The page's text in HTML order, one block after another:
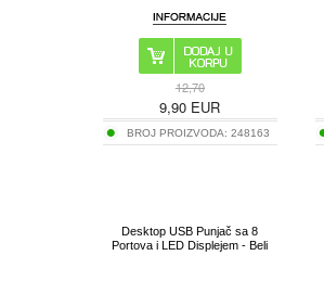
12,70
9,90 EUR
BROJ PROIZVODA: 248163
Desktop USB Punjač sa 8
Portova i LED Displejem - Beli